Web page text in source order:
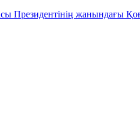
Президентінің жанындағы